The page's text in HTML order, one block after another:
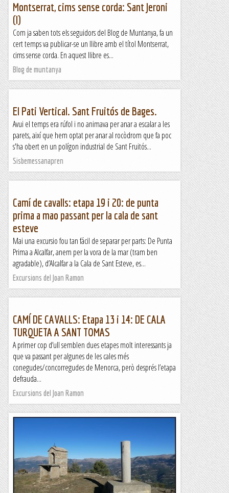
Montserrat, cims sense corda: Sant Jeroni
(I)
Com ja saben tots els seguidors del Blog de Muntanya, fa un
cert temps va publicar-se un llibre amb el títol Montserrat,
cims sense corda. En aquest llibre es...
Blog de muntanya
El Pati Vertical. Sant Fruitós de Bages.
Avui el temps era rúfol i no animava per anar a escalar a les
parets, així que hem optat per anar al rocòdrom que fa poc
s'ha obert en un polígon industrial de Sant Fruitós...
Sisbemessanapren
Camí de cavalls: etapa 19 i 20: de punta
prima a mao passant per la cala de sant
esteve
Mai una excursio fou tan fácil de separar per parts: De Punta
Prima a Alcalfar, anem per la vora de la mar (tram ben
agradable), d’Alcalfar a la Cala de Sant Esteve, es...
Excursions del Joan Ramon
CAMÍ DE CAVALLS: Etapa 13 i 14: DE CALA
TURQUETA A SANT TOMAS
A primer cop d’ull semblen dues etapes molt interessants ja
que va passant per algunes de les cales més
conegudes/concorregudes de Menorca, però després l’etapa
defrauda...
Excursions del Joan Ramon